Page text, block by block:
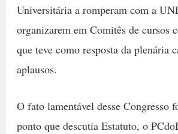
Universitária a romperam com a
organizarem em Comitês de cursos
que teve como resposta da plenária
aplausos.
O fato lamentável desse Congresso
ponto que descutia Estatuto, o